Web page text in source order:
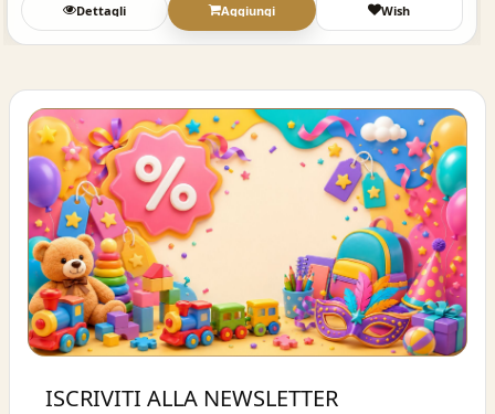
Dettagli Aggiungi Wish
ISCRIVITI ALLA NEWSLETTER